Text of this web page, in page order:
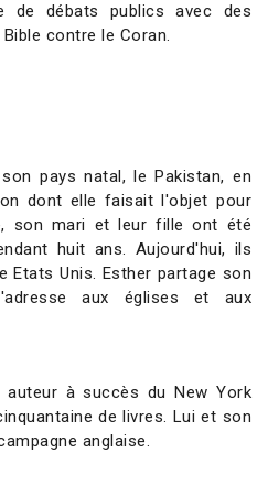
de débats publics avec des
contre le Coran.
pays natal, le Pakistan, en
dont elle faisait l'objet pour
son mari et leur fille ont été
huit ans. Aujourd'hui, ils
Etats Unis. Esther partage son
aux églises et aux
auteur à succès du New York
de livres. Lui et son
anglaise.